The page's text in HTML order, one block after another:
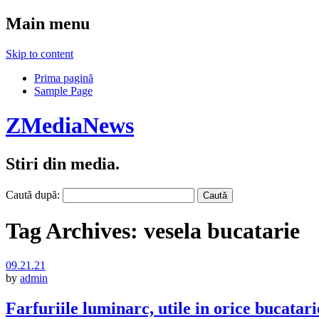
Main menu
Skip to content
Prima pagină
Sample Page
ZMediaNews
Stiri din media.
Caută după:
Tag Archives: vesela bucatarie
09.21.21
by admin
Farfuriile luminarc, utile in orice